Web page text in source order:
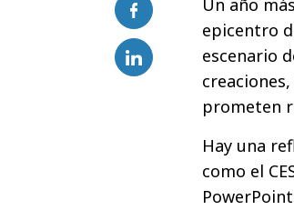
Un año
epicentro
escenario
prometen
Hay una
como el